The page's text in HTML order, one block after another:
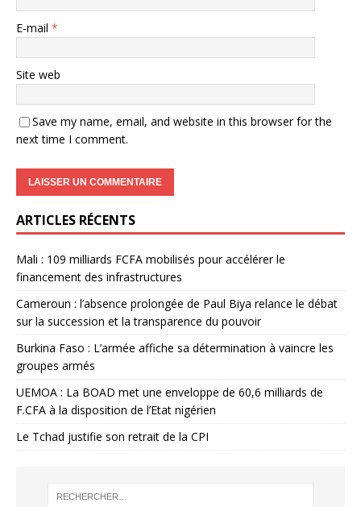
E-mail *
Site web
Save my name, email, and website in this browser for the
next time I comment.
ARTICLES RÉCENTS
Mali : 109 milliards FCFA mobilisés pour accélérer le
financement des infrastructures
Cameroun : l’absence prolongée de Paul Biya relance le débat
sur la succession et la transparence du pouvoir
Burkina Faso : L’armée affiche sa détermination à vaincre les
groupes armés
UEMOA : La BOAD met une enveloppe de 60,6 milliards de
F.CFA à la disposition de l’Etat nigérien
Le Tchad justifie son retrait de la CPI